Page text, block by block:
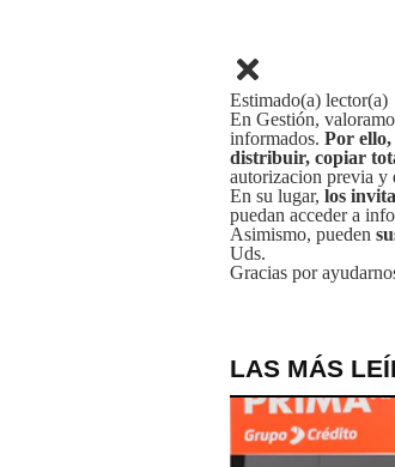
Estimado(a) lector(a)
En Gestión,
informados. Por
distribuir, copiar
autorizacion previa y
En su lugar, los
puedan acceder a
Asimismo, pueden
Uds.
Gracias por
LAS MÁS